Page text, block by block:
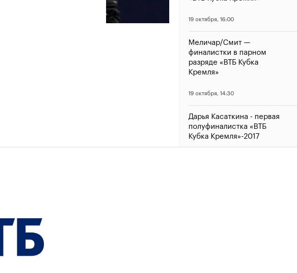
19 октября, 16:00
Меличар/Смит —
финалистки в парном
разряде «ВТБ Кубка
Кремля»
19 октября, 14:30
Дарья Касаткина - первая
полуфиналистка «ВТБ
Кубка Кремля»-2017